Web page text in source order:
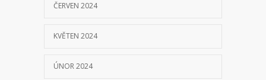
ČERVEN 2024
KVĚTEN 2024
ÚNOR 2024